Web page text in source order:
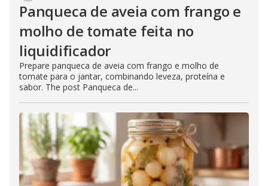
Panqueca de aveia com frango e
molho de tomate feita no
liquidificador
Prepare panqueca de aveia com frango e molho de
tomate para o jantar, combinando leveza, proteína e
sabor. The post Panqueca de...